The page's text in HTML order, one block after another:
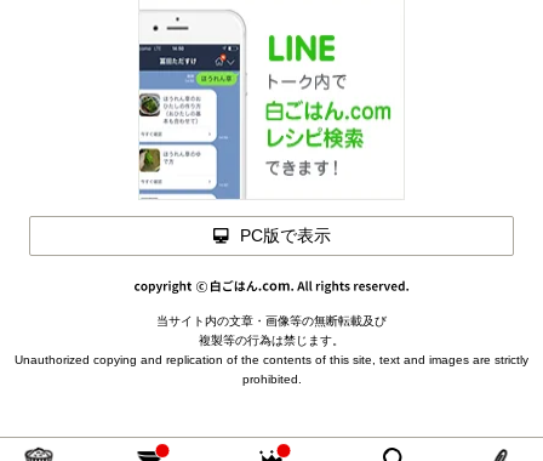
閉じる
トマトをスライスする（4㎜幅）
閉じる
PC版で表示
当サイト内の文章・画像等の無断転載及び
複製等の行為は禁じます。
Unauthorized copying and replication of the contents of this site, text and images are strictly
prohibited.